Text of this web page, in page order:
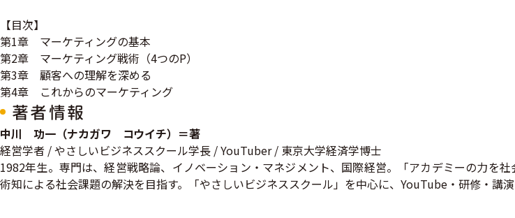
【目次】
第1章 マーケティングの基本
第2章 マーケティング戦術（4つのP）
第3章 顧客への理解を深める
第4章 これからのマーケティング
著者情報
中川 功一（ナカガワ コウイチ）＝著
経営学者 / やさしいビジネススクール学長 / YouTuber / 東京大学経済学博士
1982年生。専門は、経営戦略論、イノベーション・マネジメント、国際経営。「アカデミーの力を
術知による社会課題の解決を目指す。「やさしいビジネススクール」を中心に、YouTube・研修・講